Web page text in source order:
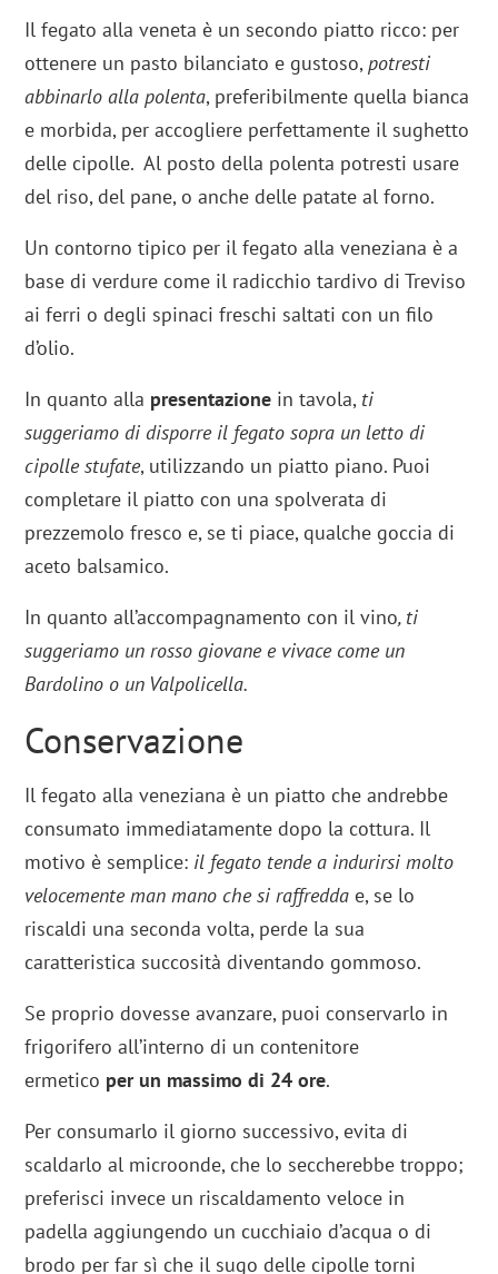
Il fegato alla veneta è un secondo piatto ricco: per
ottenere un pasto bilanciato e gustoso,potresti
abbinarlo alla polenta, preferibilmente quella bianca
e morbida, per accogliere perfettamente il sughetto
delle cipolle. Al posto della polenta potresti usare
del riso, del pane, o anche delle patate al forno.
Un contorno tipico per il fegato alla veneziana è a
base di verdure come il radicchio tardivo di Treviso
ai ferri o degli spinaci freschi saltati con un filo
d’olio.
In quanto alla presentazione in tavola, ti
suggeriamo di disporre il fegato sopra un letto di
cipolle stufate, utilizzando un piatto piano. Puoi
completare il piatto con una spolverata di
prezzemolo fresco e, se ti piace, qualche goccia di
aceto balsamico.
In quanto all’accompagnamento con il vino, ti
suggeriamo un rosso giovane e vivace come un
Bardolino o un Valpolicella.
Conservazione
Il fegato alla veneziana è un piatto che andrebbe
consumato immediatamente dopo la cottura. Il
motivo è semplice: il fegato tende a indurirsi molto
velocemente man mano che si raffredda e, se lo
riscaldi una seconda volta, perde la sua
caratteristica succosità diventando gommoso.
Se proprio dovesse avanzare, puoi conservarlo in
frigorifero all’interno di un contenitore
ermetico per un massimo di 24 ore.
Per consumarlo il giorno successivo, evita di
scaldarlo al microonde, che lo seccherebbe troppo;
preferisci invece un riscaldamento veloce in
padella aggiungendo un cucchiaio d’acqua o di
brodo per far sì che il sugo delle cipolle torni